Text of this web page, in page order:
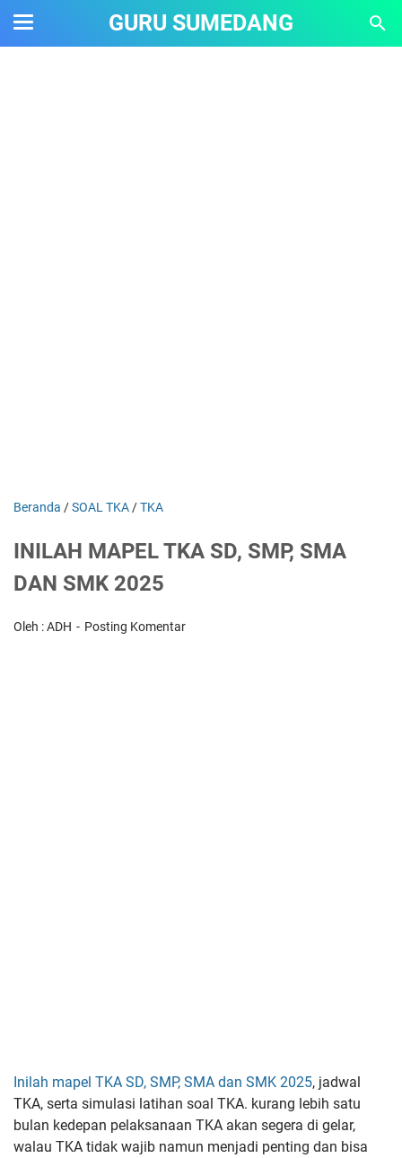
GURU SUMEDANG
Beranda /SOAL TKA /TKA
INILAH MAPEL TKA SD, SMP, SMA
DAN SMK 2025
Oleh : ADH Posting Komentar
Inilah mapel TKA SD, SMP, SMA dan SMK 2025, jadwal
TKA, serta simulasi latihan soal TKA. kurang lebih satu
bulan kedepan pelaksanaan TKA akan segera di gelar,
walau TKA tidak wajib namun menjadi penting dan bisa